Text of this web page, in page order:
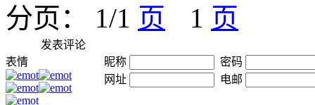
分页： 1/1 1
发表评论
表情
昵称
密码
网址
电邮